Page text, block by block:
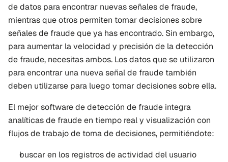
de datos para encontrar nuevas señales de fraude,
mientras que otros permiten tomar decisiones sobre
señales de fraude que ya has encontrado. Sin embargo,
para aumentar la velocidad y precisión de la detección
de fraude, necesitas ambos. Los datos que se utilizaron
para encontrar una nueva señal de fraude también
deben utilizarse para luego tomar decisiones sobre ella.
El mejor software de detección de fraude integra
analíticas de fraude en tiempo real y visualización con
flujos de trabajo de toma de decisiones, permitiéndote:
buscar en los registros de actividad del usuario